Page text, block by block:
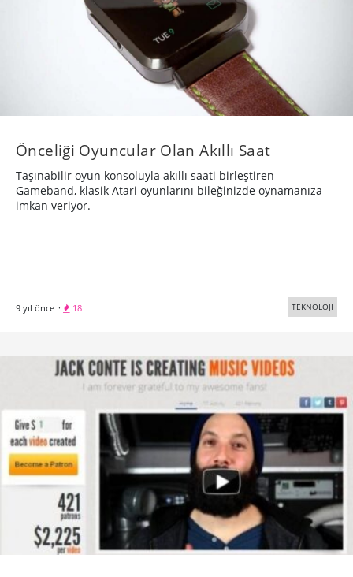
Önceliği Oyuncular Olan Akıllı Saat
Taşınabilir oyun konsoluyla akıllı saati birleştiren
Gameband, klasik Atari oyunlarını bileğinizde oynamanıza
imkan veriyor.
9 yıl önce · 18 TEKNOLOJİ